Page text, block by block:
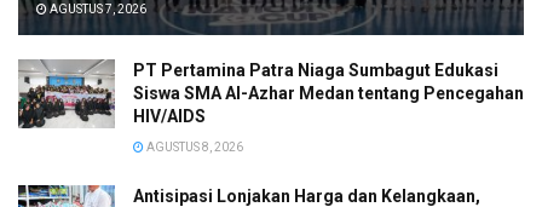
AGUSTUS 7, 2026
PT Pertamina Patra Niaga Sumbagut Edukasi
Siswa SMA Al-Azhar Medan tentang Pencegahan
HIV/AIDS
AGUSTUS 8, 2026
Antisipasi Lonjakan Harga dan Kelangkaan,